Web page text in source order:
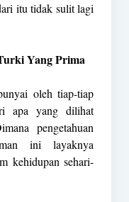
itu tidak sulit lagi
Yang Prima
oleh tiap-tiap
apa yang dilihat
pengetahuan
ini layaknya
kehidupan sehari-